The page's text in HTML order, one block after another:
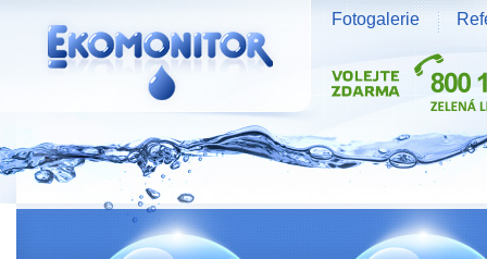
Vodní zdroje Ekomonitor spol. s r.o.
Fotogalerie